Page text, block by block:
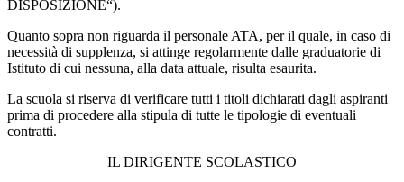
DISPOSIZIONE“).
Quanto sopra non riguarda il personale ATA, per il quale, in caso di
necessità di supplenza, si attinge regolarmente dalle graduatorie di
Istituto di cui nessuna, alla data attuale, risulta esaurita.
La scuola si riserva di verificare tutti i titoli dichiarati dagli aspiranti
prima di procedere alla stipula di tutte le tipologie di eventuali
contratti.
IL DIRIGENTE SCOLASTICO